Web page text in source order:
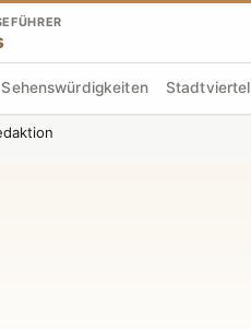
Sehenswürdigkeiten Stadtviertel